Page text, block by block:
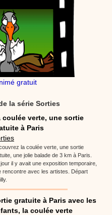
gratuit
la série Sorties
coulée verte, une sortie
à Paris
la coulée verte, une sortie
une jolie balade de 3 km à Paris.
il y avait une exposition temporaire,
rencontre avec les artistes. Départ
gratuite à Paris avec les
la coulée verte